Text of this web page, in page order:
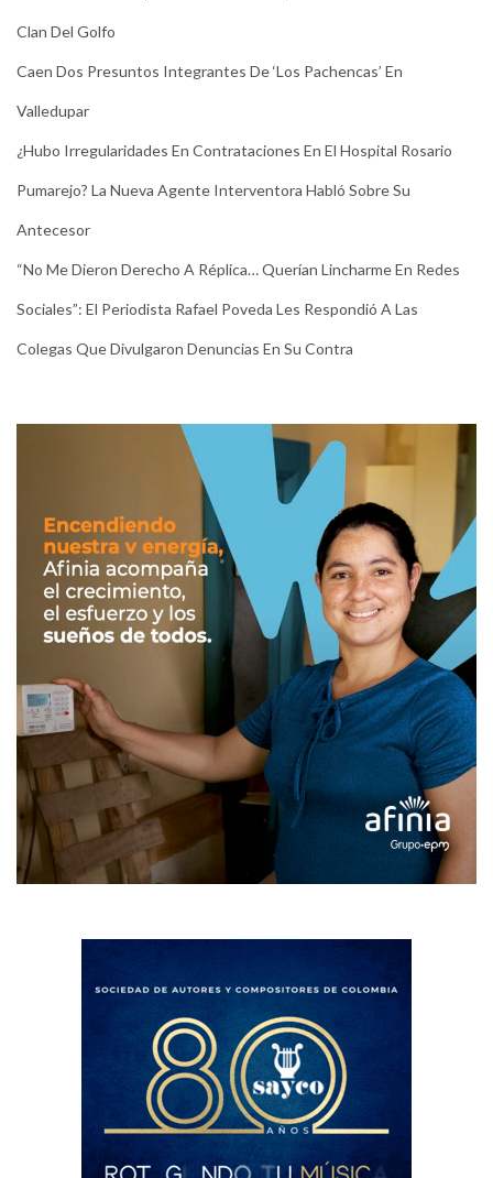
Clan Del Golfo
Caen Dos Presuntos Integrantes De ‘Los Pachencas’ En
Valledupar
¿Hubo Irregularidades En Contrataciones En El Hospital Rosario
Pumarejo? La Nueva Agente Interventora Habló Sobre Su
Antecesor
“No Me Dieron Derecho A Réplica… Querían Lincharme En Redes
Sociales”: El Periodista Rafael Poveda Les Respondió A Las
Colegas Que Divulgaron Denuncias En Su Contra